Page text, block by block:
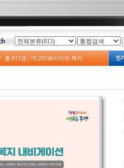
총 813권 | 78,282페이지의 책자